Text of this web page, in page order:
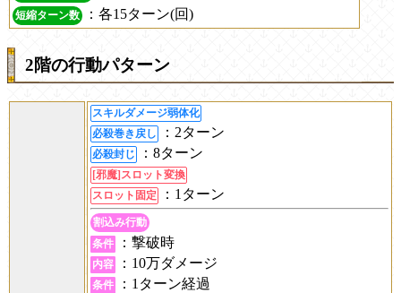
短縮ターン数 ：各15ターン(回)
2階の行動パターン
スキルダメージ弱体化
必殺巻き戻し
：2ターン
必殺封じ ：8ターン
[邪魔]スロット変換
スロット固定
：1ターン
割込み行動
条件
：撃破時
内容 ：10万ダメージ
条件 ：1ターン経過